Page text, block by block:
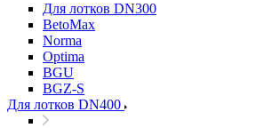
Для лотков DN300
BetoMax
Norma
Optima
BGU
BGZ-S
Для лотков DN400